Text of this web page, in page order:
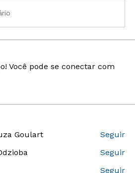
Você pode se conectar com
Goulart Seguir
Seguir
Seguir